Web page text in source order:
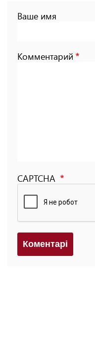
Ваше имя
Комментарий
CAPTCHA
Коментарi